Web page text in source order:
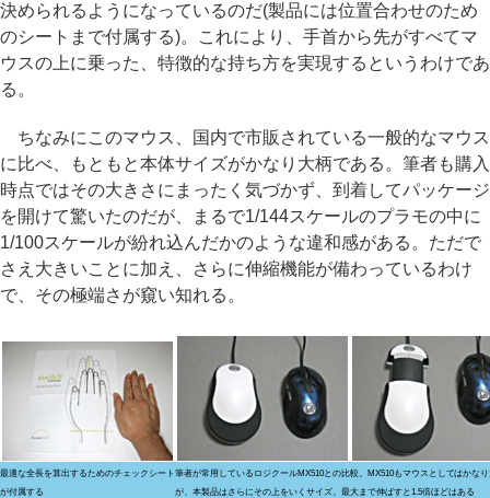
決められるようになっているのだ(製品には位置合わせのため
のシートまで付属する)。これにより、手首から先がすべてマ
ウスの上に乗った、特徴的な持ち方を実現するというわけであ
る。
ちなみにこのマウス、国内で市販されている一般的なマウス
に比べ、もともと本体サイズがかなり大柄である。筆者も購入
時点ではその大きさにまったく気づかず、到着してパッケージ
を開けて驚いたのだが、まるで1/144スケールのプラモの中に
1/100スケールが紛れ込んだかのような違和感がある。ただで
さえ大きいことに加え、さらに伸縮機能が備わっているわけ
で、その極端さが窺い知れる。
最適な全長を算出するためのチェックシート
が付属する
筆者が常用しているロジクールMX510との比較。MX510もマウスとしてはかな
が、本製品はさらにその上をいくサイズ。最大まで伸ばすと1.5倍ほどはある